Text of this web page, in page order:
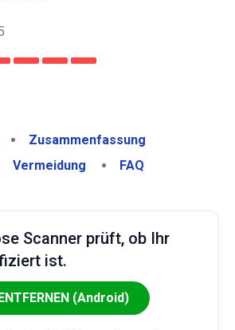
Zusammenfassung
Vermeidung FAQ
Scanner prüft, ob Ihr
ist.
(Android)